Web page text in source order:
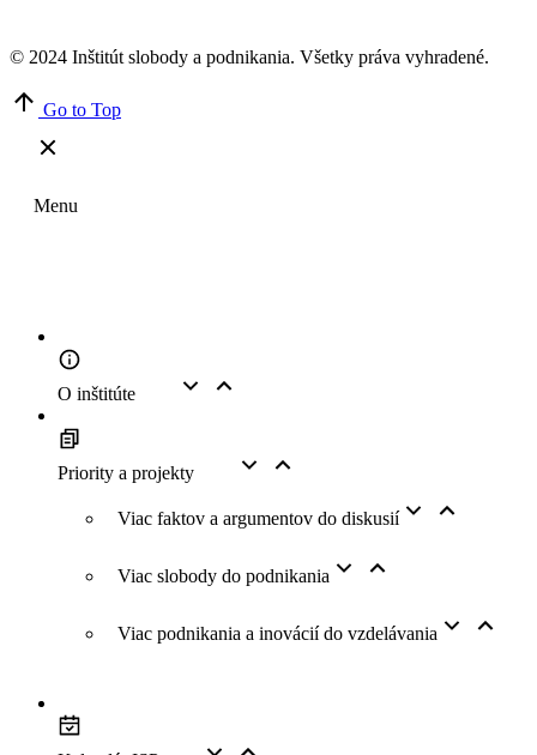
© 2024 Inštitút slobody a podnikania. Všetky práva vyhradené.
Go to Top
Menu
O inštitúte
Priority a projekty
Viac faktov a argumentov do diskusií
Viac slobody do podnikania
Viac podnikania a inovácií do vzdelávania